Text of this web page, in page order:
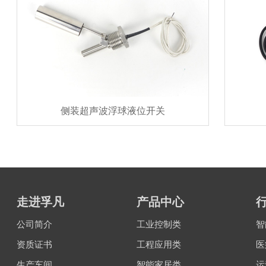
侧装超声波浮球液位开关
走进孚凡
公司简介
资质证书
产品中心
工业控制类
工程应用类